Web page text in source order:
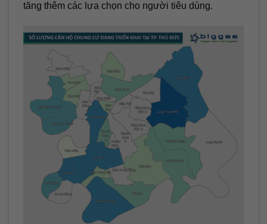
tăng thêm các lựa chọn cho người tiêu dùng.